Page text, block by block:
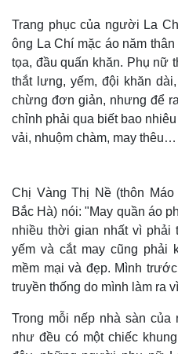
Trang phục của người La
ông La Chí mặc áo năm
tọa, đầu quấn khăn. Phụ nữ
thắt lưng, yếm, đội khăn
chừng đơn giản, nhưng để
chỉnh phải qua biết bao
vải, nhuộm chàm, may thêu…
Chị Vàng Thị Nề (thôn
Bắc Hà) nói: "May quần áo
nhiều thời gian nhất vì phải
yếm và cắt may cũng phải
mềm mại và đẹp. Mình
truyền thống do mình làm ra
Trong mỗi nếp nhà sàn
như đều có một chiếc